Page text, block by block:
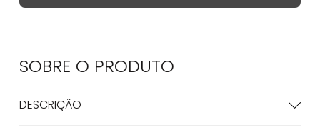
SOBRE O PRODUTO
DESCRIÇÃO